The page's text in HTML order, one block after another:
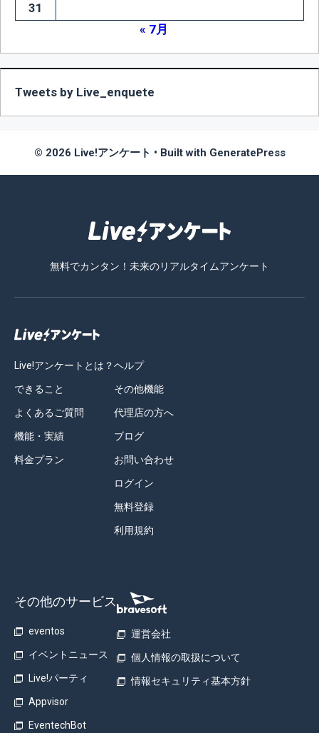
31
« 7月
Tweets by Live_enquete
© 2026 Live!アンケート • Built with GeneratePress
無料でカンタン！未来のリアルタイムアンケート
Live!アンケートとは？
できること
よくあるご質問
機能・実績
料金プラン
ヘルプ
その他機能
代理店の方へ
ブログ
お問い合わせ
ログイン
無料登録
利用規約
その他のサービス
eventos
イベントニュース
Live!パーティ
Appvisor
EventechBot
運営会社
個人情報の取扱について
情報セキュリティ基本方針